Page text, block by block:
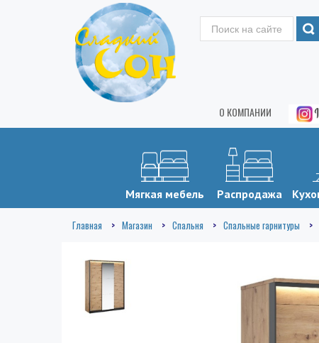
О КОМПАНИИ
Мягкая мебель Распродажа
Главная Магазин Спальня Спальные гарнитуры